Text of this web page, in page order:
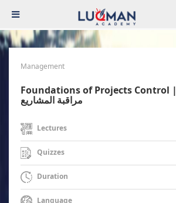
Management
Foundations of Projects Control | أسس ومهام
مراقبة المشاريع
Lectures
Quizzes
Duration
Language